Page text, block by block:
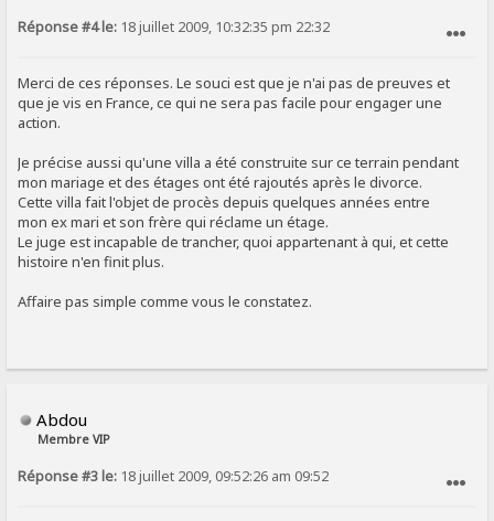
Réponse #4 le: 18 juillet 2009, 10:32:35 pm 22:32
Merci de ces réponses. Le souci est que je n'ai pas de preuves et
que je vis en France, ce qui ne sera pas facile pour engager une
action.
Je précise aussi qu'une villa a été construite sur ce terrain pendant
mon mariage et des étages ont été rajoutés après le divorce.
Cette villa fait l'objet de procès depuis quelques années entre
mon ex mari et son frère qui réclame un étage.
Le juge est incapable de trancher, quoi appartenant à qui, et cette
histoire n'en finit plus.
Affaire pas simple comme vous le constatez.
Abdou
Membre VIP
Réponse #3 le: 18 juillet 2009, 09:52:26 am 09:52